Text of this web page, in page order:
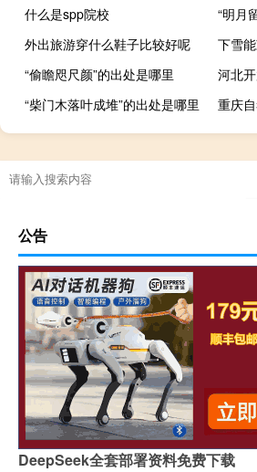
什么是spp院校
“明月
外出旅游穿什么鞋子比较好呢
“偷瞻咫尺颜”的出处是哪里
河北
“柴门木落叶成堆”的出处是哪里
重庆
公告
DeepSeek全套部署资料免费下载